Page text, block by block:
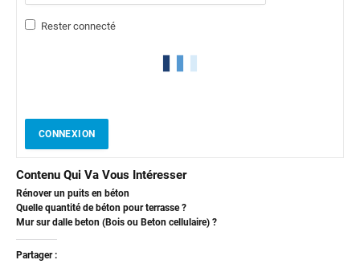
Rester connecté
CONNEXION
Contenu Qui Va Vous Intéresser
Rénover un puits en béton
Quelle quantité de béton pour terrasse ?
Mur sur dalle beton (Bois ou Beton cellulaire) ?
Partager :